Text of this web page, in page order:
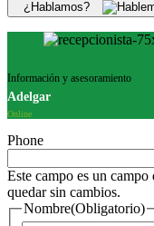
¿Hablamos?
Información y asesoramiento
Adelgar
Online
Phone
Este campo es un
quedar sin cambios.
Nombre(Obligatorio)